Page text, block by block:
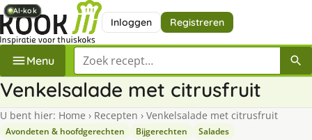
Inloggen Registreren
Menu Zoek een recept
Venkelsalade met citrusfruit
U bent hier: Home › Recepten › Venkelsalade met citrusfruit
Avondeten & hoofdgerechten Bijgerechten
Salades
AI-kok
AI-kok
AI-kok
AI-kok
AI-kok
AI-kok